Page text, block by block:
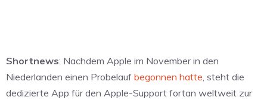
Shortnews: Nachdem Apple im November in den
Niederlanden einen Probelauf begonnen hatte, steht die
dedizierte App für den Apple-Support fortan weltweit zur